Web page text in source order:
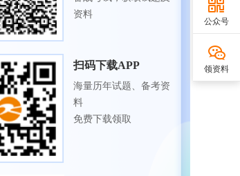
资料
扫码下载APP
海量历年试题、备考资
料
免费下载领取
公众号
领资料